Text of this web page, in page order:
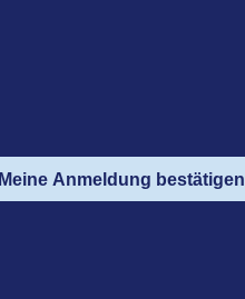
Meine Anmeldung bestätigen